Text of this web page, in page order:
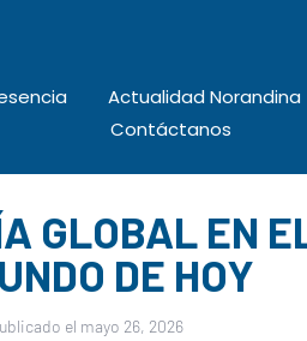
Actualidad Norandina
Contáctanos
GLOBAL EN
DE HOY
el mayo 26, 2026